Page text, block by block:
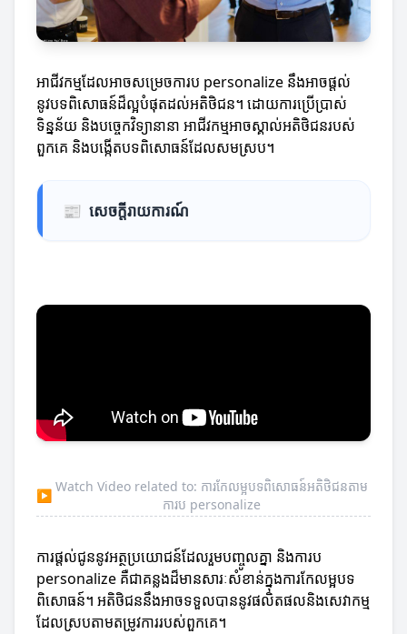
អាជីវកម្មដែលអាចសម្រេចការប personalize នឹងអាចផ្តល់
នូវបទពិសោធន៍ដ៏ល្អបំផុតដល់អតិថិជន។ ដោយការប្រើប្រាស់
ទិន្នន័យ និងបច្ចេកវិទ្យានានា អាជីវកម្មអាចស្គាល់អតិថិជនរបស់
ពួកគេ និងបង្កើតបទពិសោធន៍ដែលសមស្រប។
📰 សេចក្តីរាយការណ៍
▶
Watch Video related to: ការកែលម្អបទពិសោធន៍អតិថិជនតាម
ការប personalize
ការផ្តល់ជូននូវអត្ថប្រយោជន៍ដែលរួមបញ្ចូលគ្នា និងការប
personalize គឺជាគន្លងដ៏មានសារៈសំខាន់ក្នុងការកែលម្អបទ
ពិសោធន៍។ អតិថិជននឹងអាចទទួលបាននូវផលិតផលនិងសេវាកម្ម
ដែលស្របតាមតម្រូវការរបស់ពួកគេ។